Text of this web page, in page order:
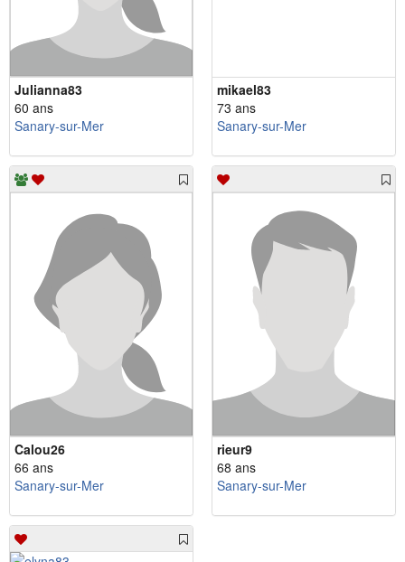
Julianna83
60 ans
Sanary-sur-Mer
mikael83
73 ans
Sanary-sur-Mer
Calou26
66 ans
Sanary-sur-Mer
rieur9
68 ans
Sanary-sur-Mer